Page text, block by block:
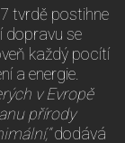
tvrdě postihne
dopravu se
každý pocítí
a energie.
v Evropě
přírody
dodává